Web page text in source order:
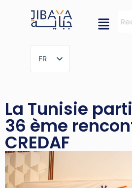
FR
FR
La Tunisie
36 ème
CREDAF